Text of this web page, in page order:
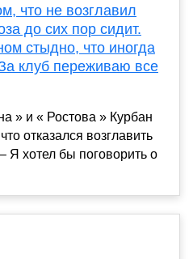
что не возглавил
до сих пор сидит.
стыдно, что иногда
клуб переживаю все
» и « Ростова » Курбан
отказался возглавить
Я хотел бы поговорить о